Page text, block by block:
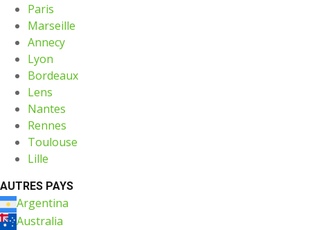
Paris
Marseille
Annecy
Lyon
Bordeaux
Lens
Nantes
Rennes
Toulouse
Lille
AUTRES PAYS
Argentina
Australia